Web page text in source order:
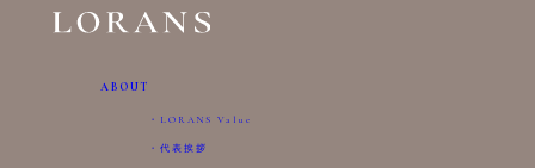
ABOUT
LORANS Value
代表挨拶